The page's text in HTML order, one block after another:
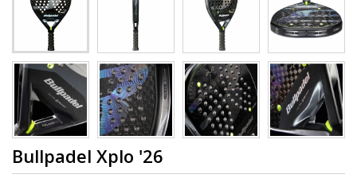
Bullpadel Xplo '26